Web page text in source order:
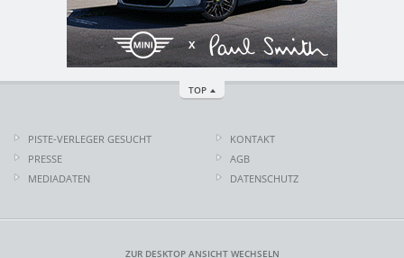
TOP
PISTE-VERLEGER GESUCHT
PRESSE
MEDIADATEN
KONTAKT
AGB
DATENSCHUTZ
ZUR DESKTOP ANSICHT WECHSELN